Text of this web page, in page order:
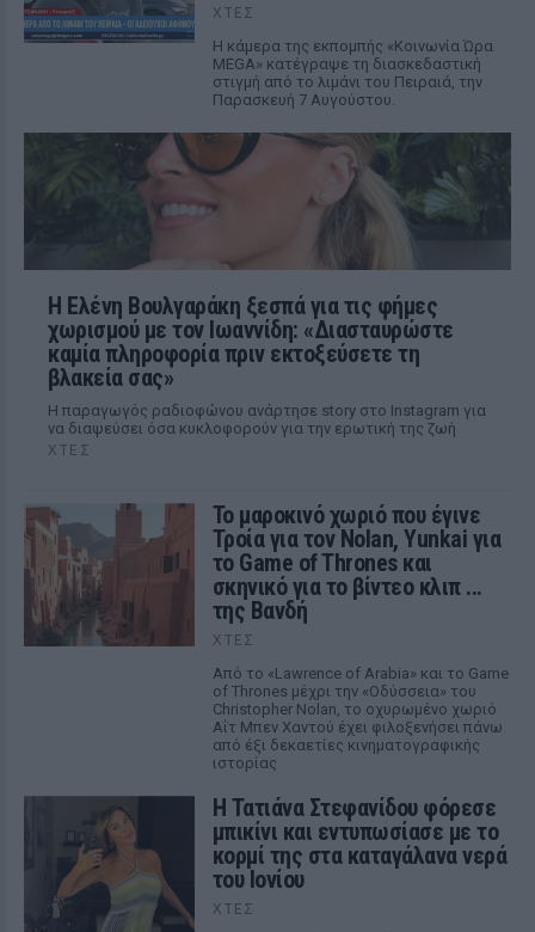
ΧΤΕΣ
Η κάμερα της εκπομπής «Κοινωνία Ώρα
MEGA» κατέγραψε τη διασκεδαστική
στιγμή από το λιμάνι του Πειραιά, την
Παρασκευή 7 Αυγούστου.
Η Ελένη Βουλγαράκη ξεσπά για τις φήμες
χωρισμού με τον Ιωαννίδη: «Διασταυρώστε
καμία πληροφορία πριν εκτοξεύσετε τη
βλακεία σας»
Η παραγωγός ραδιοφώνου ανάρτησε story στο Instagram για
να διαψεύσει όσα κυκλοφορούν για την ερωτική της ζωή
ΧΤΕΣ
Το μαροκινό χωριό που έγινε
Τροία για τον Nolan, Yunkai για
το Game of Thrones και
σκηνικό για το βίντεο κλιπ ...
της Βανδή
ΧΤΕΣ
Από το «Lawrence of Arabia» και το Game
of Thrones μέχρι την «Οδύσσεια» του
Christopher Nolan, το οχυρωμένο χωριό
Αΐτ Μπεν Χαντού έχει φιλοξενήσει πάνω
από έξι δεκαετίες κινηματογραφικής
ιστορίας
Η Τατιάνα Στεφανίδου φόρεσε
μπικίνι και εντυπωσίασε με το
κορμί της στα καταγάλανα νερά
του Ιονίου
ΧΤΕΣ